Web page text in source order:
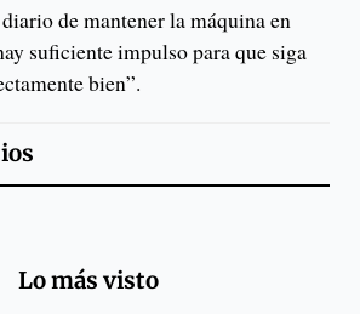
de mantener la máquina en
suficiente impulso para que siga
bien”.
Lo más visto